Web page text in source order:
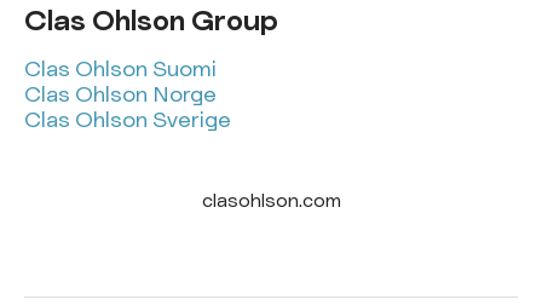
Clas Ohlson Group
Clas Ohlson Suomi
Clas Ohlson Norge
Clas Ohlson Sverige
clasohlson.com